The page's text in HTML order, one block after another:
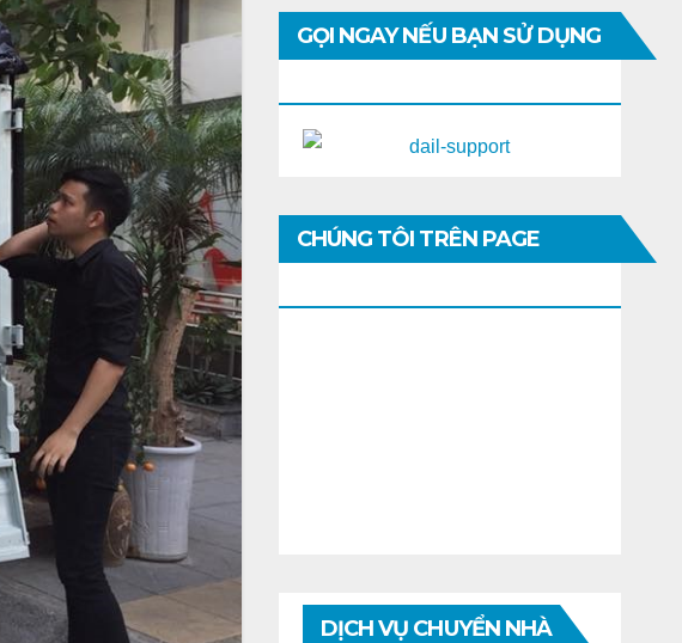
GỌI NGAY NẾU BẠN SỬ DỤNG
CHÚNG TÔI TRÊN PAGE
DỊCH VỤ CHUYỂN NHÀ